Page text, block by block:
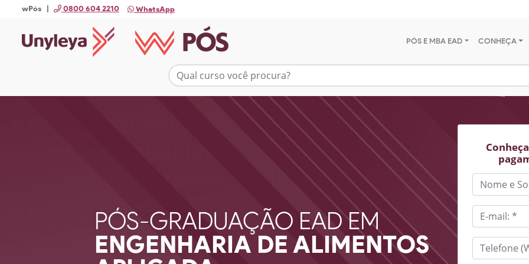
wPós | 0800 604 2210 WhatsApp
PÓS E MBA EAD CONHEÇA
PÓS-GRADUAÇÃO EAD EM
ENGENHARIA DE ALIMENTOS